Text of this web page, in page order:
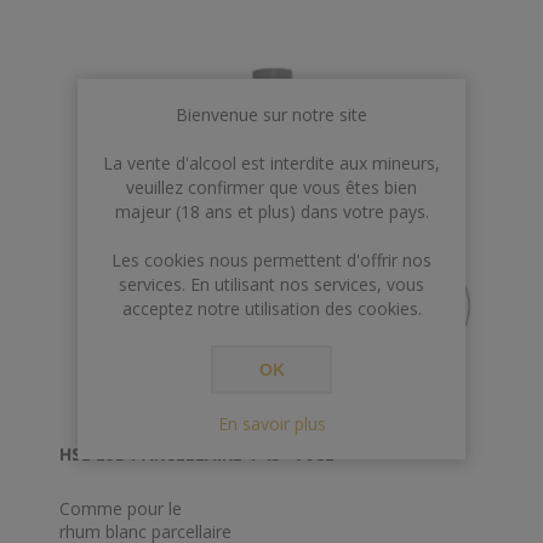
HSE ESB PARCELLAIRE 1 45° 70CL
Comme pour le
rhum blanc parcellaire
Bienvenue sur notre site
La vente d'alcool est interdite aux mineurs,
veuillez confirmer que vous êtes bien
majeur (18 ans et plus) dans votre pays.
Les cookies nous permettent d'offrir nos
services. En utilisant nos services, vous
acceptez notre utilisation des cookies.
OK
En savoir plus